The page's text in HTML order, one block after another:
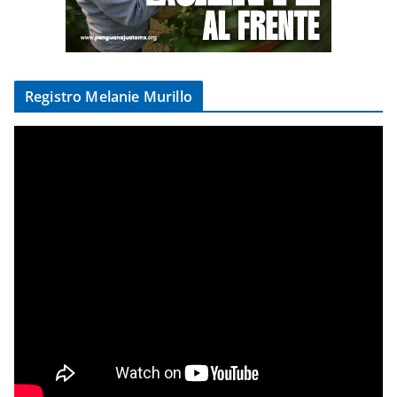
Registro Melanie Murillo